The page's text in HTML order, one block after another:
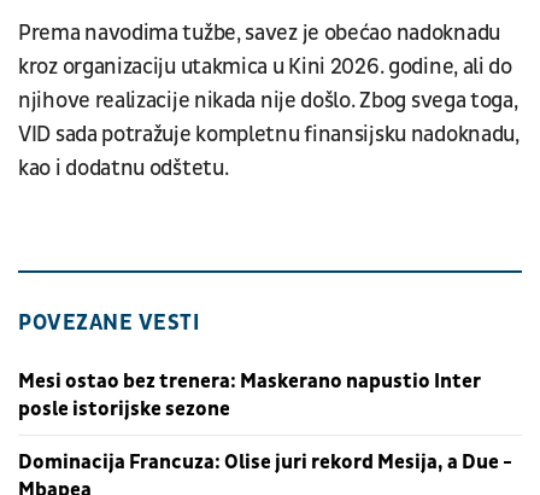
Prema navodima tužbe, savez je obećao nadoknadu
kroz organizaciju utakmica u Kini 2026. godine, ali do
njihove realizacije nikada nije došlo. Zbog svega toga,
VID sada potražuje kompletnu finansijsku nadoknadu,
kao i dodatnu odštetu.
POVEZANE VESTI
Mesi ostao bez trenera: Maskerano napustio Inter
posle istorijske sezone
Dominacija Francuza: Olise juri rekord Mesija, a Due -
Mbapea